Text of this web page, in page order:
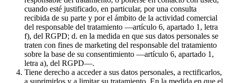
cuando esté justificado, en particular, por una consulta
recibida de su parte y por el ámbito de la actividad comercial
del responsable del tratamiento —artículo 6, apartado 1, letra
f), del RGPD; d. en la medida en que sus datos personales se
traten con fines de marketing del responsable del tratamiento
sobre la base de su consentimiento —artículo 6, apartado 1,
letra a), del RGPD—.
Tiene derecho a acceder a sus datos personales, a rectificarlos,
a suprimirlos y a limitar su tratamiento. En la medida en que el